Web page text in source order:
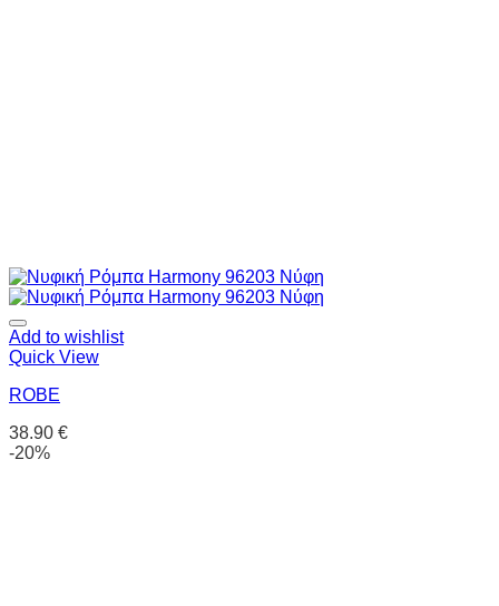
Add to wishlist
Quick View
ROBE
38.90 €
-20%